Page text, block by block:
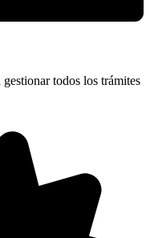
todos los trámites